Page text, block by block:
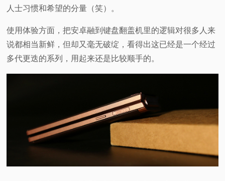
人士习惯和希望的分量（笑）。
使用体验方面，把安卓融到键盘翻盖机里的逻辑对很多人来
说都相当新鲜，但却又毫无破绽，看得出这已经是一个经过
多代更迭的系列，用起来还是比较顺手的。